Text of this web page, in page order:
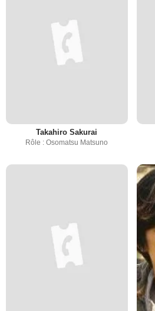
Takahiro Sakurai
Rôle : Osomatsu Matsuno